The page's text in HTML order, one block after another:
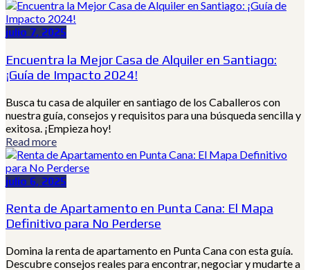
julio 7, 2025
Encuentra la Mejor Casa de Alquiler en Santiago:
¡Guía de Impacto 2024!
Busca tu casa de alquiler en santiago de los Caballeros con
nuestra guía, consejos y requisitos para una búsqueda sencilla y
exitosa. ¡Empieza hoy!
Read more
julio 6, 2025
Renta de Apartamento en Punta Cana: El Mapa
Definitivo para No Perderse
Domina la renta de apartamento en Punta Cana con esta guía.
Descubre consejos reales para encontrar, negociar y mudarte a